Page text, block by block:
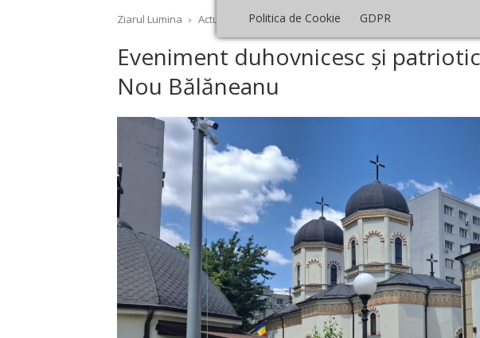
Politica de Cookie GDPR
Ziarul Lumina › Actualitate religioasă › Știri › Eveniment duhovnicesc și
Eveniment duhovnicesc și
Nou Bălăneanu